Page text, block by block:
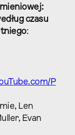
czasu
:
P
Len
Evan